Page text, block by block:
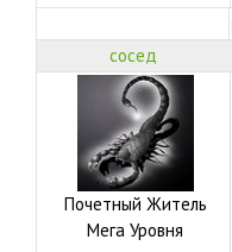
сосед
Почетный Житель
Мега Уровня